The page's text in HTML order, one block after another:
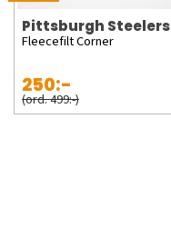
Pittsburgh Steelers
Fleecefilt Corner
250:-
(ord. 499:-)